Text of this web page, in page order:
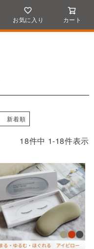
お気に入り カート
新着順
18件中 1-18件表示